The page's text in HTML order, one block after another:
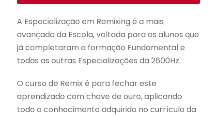
A Especialização em Remixing é a mais
avançada da Escola, voltada para os alunos que
já completaram a formação Fundamental e
todas as outras Especializações da 2600Hz.
O curso de Remix é para fechar este
aprendizado com chave de ouro, aplicando
todo o conhecimento adquirido no currículo da